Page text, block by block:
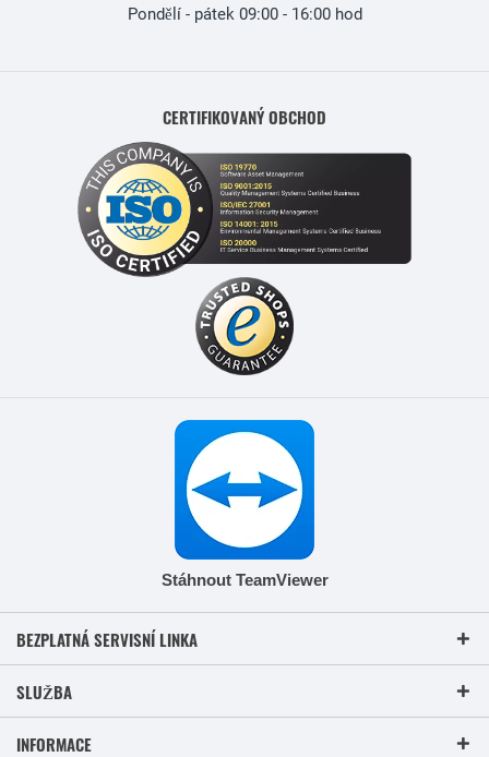
Pondělí - pátek 09:00 - 16:00 hod
CERTIFIKOVANÝ OBCHOD
Stáhnout TeamViewer
BEZPLATNÁ SERVISNÍ LINKA
SLUŽBA
INFORMACE